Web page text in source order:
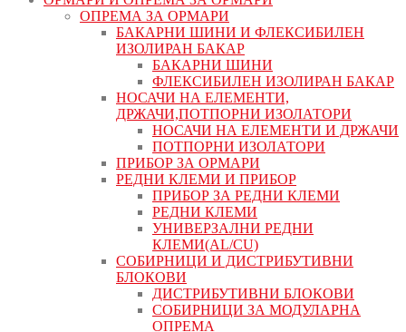
ОПРЕМА ЗА ОРМАРИ
БАКАРНИ ШИНИ И ФЛЕКСИБИЛЕН
ИЗОЛИРАН БАКАР
БАКАРНИ ШИНИ
ФЛЕКСИБИЛЕН ИЗОЛИРАН БАКАР
НОСАЧИ НА ЕЛЕМЕНТИ,
ДРЖАЧИ,ПОТПОРНИ ИЗОЛАТОРИ
НОСАЧИ НА ЕЛЕМЕНТИ И ДРЖАЧИ
ПОТПОРНИ ИЗОЛАТОРИ
ПРИБОР ЗА ОРМАРИ
РЕДНИ КЛЕМИ И ПРИБОР
ПРИБОР ЗА РЕДНИ КЛЕМИ
РЕДНИ КЛЕМИ
УНИВЕРЗАЛНИ РЕДНИ
КЛЕМИ(AL/CU)
СОБИРНИЦИ И ДИСТРИБУТИВНИ
БЛОКОВИ
ДИСТРИБУТИВНИ БЛОКОВИ
СОБИРНИЦИ ЗА МОДУЛАРНА
ОПРЕМА